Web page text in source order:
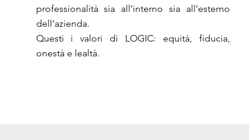
professionalità sia all’interno sia all’esterno
dell’azienda.
Questi i valori di LOGIC: equità, fiducia,
onestà e lealtà.